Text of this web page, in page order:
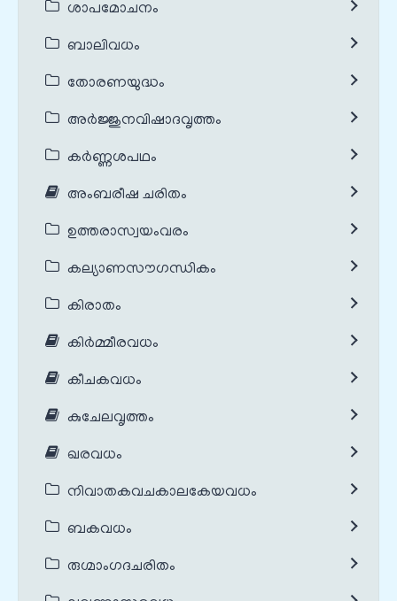
ശാപമോചനം
ബാലിവധം
തോരണയുദ്ധം
അർജ്ജുനവിഷാദവൃത്തം
കർണ്ണശപഥം
അംബരീഷ ചരിതം
ഉത്തരാസ്വയംവരം
കല്യാണസൗഗന്ധികം
കിരാതം
കിർമ്മീരവധം
കീചകവധം
കുചേലവൃത്തം
ഖരവധം
നിവാതകവചകാലകേയവധം
ബകവധം
രുഗ്മാംഗദചരിതം